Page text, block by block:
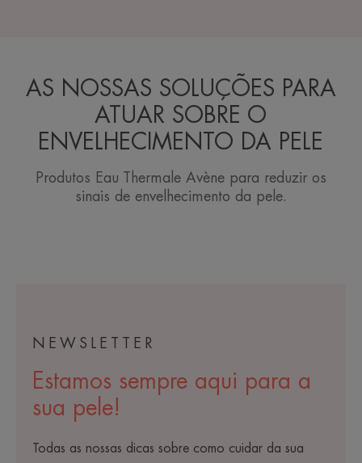
AS NOSSAS SOLUÇÕES PARA
ATUAR SOBRE O
ENVELHECIMENTO DA PELE
Produtos Eau Thermale Avène para reduzir os
sinais de envelhecimento da pele.
NEWSLETTER
Estamos sempre aqui para a
sua pele!
Todas as nossas dicas sobre como cuidar da sua